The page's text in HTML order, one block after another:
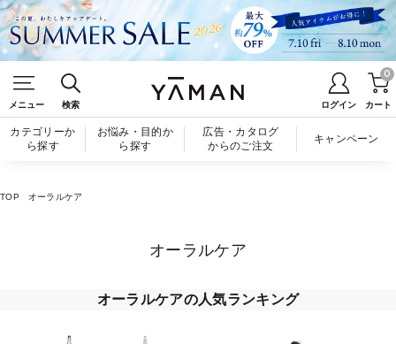
メニュー 検索 ログイン カート
0
カテゴリーか
ら探す
お悩み・目的か
ら探す
広告・カタログ
からのご注文
キャンペーン
TOP オーラルケア
オーラルケア
オーラルケアの人気ランキング